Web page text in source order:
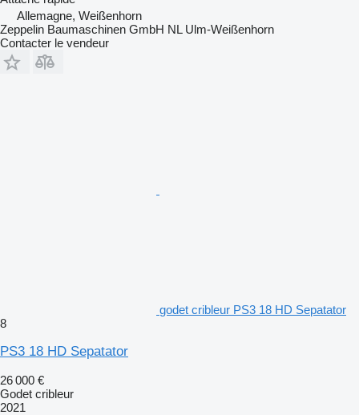
Allemagne, Weißenhorn
Zeppelin Baumaschinen GmbH NL Ulm-Weißenhorn
Contacter le vendeur
godet cribleur PS3 18 HD Sepatator
8
PS3 18 HD Sepatator
26 000 €
Godet cribleur
2021